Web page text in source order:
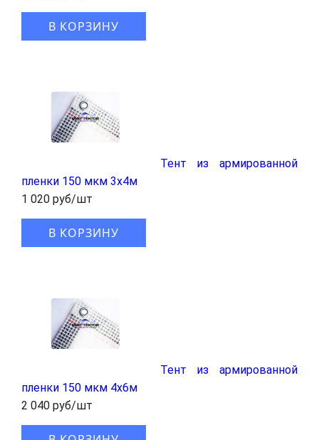
В КОРЗИНУ
Тент из армированной
пленки 150 мкм 3x4м
1 020 руб/шт
В КОРЗИНУ
Тент из армированной
пленки 150 мкм 4x6м
2 040 руб/шт